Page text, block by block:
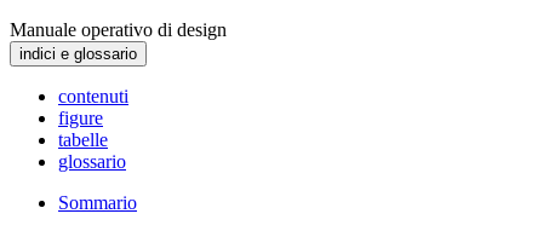
Manuale operativo di design
indici e glossario
contenuti
figure
tabelle
glossario
Sommario